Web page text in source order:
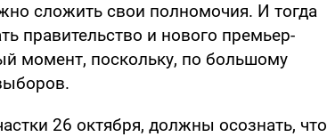
сложить свои полномочия. И тогда
правительство и нового премьер-
момент, поскольку, по большому
26 октября, должны осознать, что